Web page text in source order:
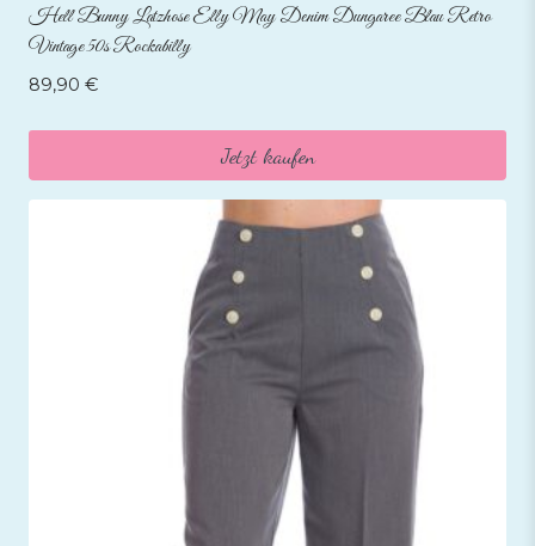
Hell Bunny Latzhose Elly May Denim Dungaree Blau Retro
Vintage 50s Rockabilly
89,90 €
Jetzt kaufen